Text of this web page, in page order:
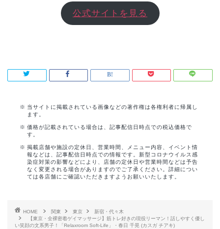
公式サイトを見る
当サイトに掲載されている画像などの著作権は各権利者に帰属し
ます。
価格が記載されている場合は、記事配信日時点での税込価格で
す。
掲載店舗や施設の定休日、営業時間、メニュー内容、イベント情
報などは、記事配信日時点での情報です。新型コロナウイルス感
染症対策の影響などにより、店舗の定休日や営業時間などは予告
なく変更される場合がありますのでご了承ください。詳細につい
ては各店舗にご確認いただきますようお願いいたします。
HOME 関東 東京
新宿・代々木
【東京・全裸密着ゲイマッサージ】筋トレ好きの現役リーマン！話しやすく優し
い笑顔の文系男子！「Relaxroom Soft-Life」・春日 千晃 (カスガ チアキ)